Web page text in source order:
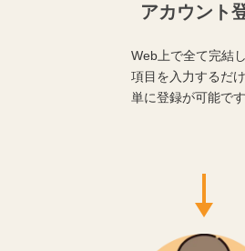
アカウント
Web上で全て完結
項目を入力するだ
単に登録が可能です